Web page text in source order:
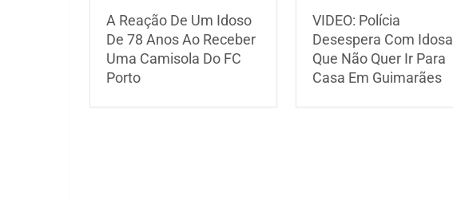
A Reação De Um Idoso
De 78 Anos Ao Receber
Uma Camisola Do FC
Porto
VIDEO: Polícia
Desespera Com Idosa
Que Não Quer Ir Para
Casa Em Guimarães